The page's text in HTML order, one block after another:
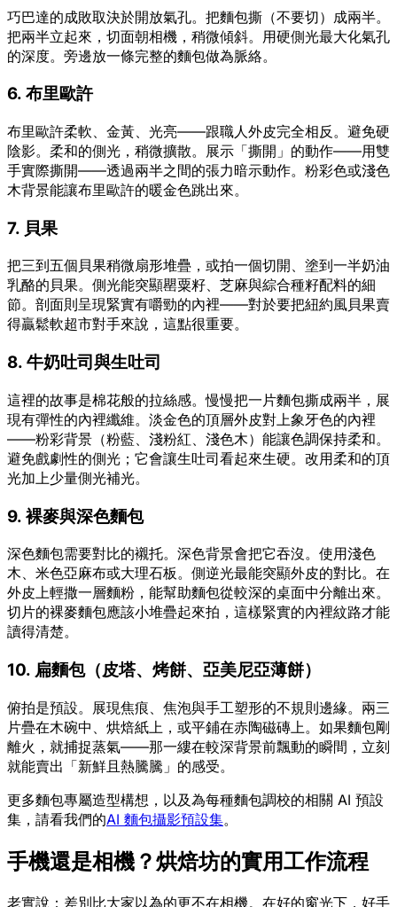
巧巴達的成敗取決於開放氣孔。把麵包撕（不要切）成兩半。
把兩半立起來，切面朝相機，稍微傾斜。用硬側光最大化氣孔
的深度。旁邊放一條完整的麵包做為脈絡。
6. 布里歐許
布里歐許柔軟、金黃、光亮——跟職人外皮完全相反。避免硬
陰影。柔和的側光，稍微擴散。展示「撕開」的動作——用雙
手實際撕開——透過兩半之間的張力暗示動作。粉彩色或淺色
木背景能讓布里歐許的暖金色跳出來。
7. 貝果
把三到五個貝果稍微扇形堆疊，或拍一個切開、塗到一半奶油
乳酪的貝果。側光能突顯罌粟籽、芝麻與綜合種籽配料的細
節。剖面則呈現緊實有嚼勁的內裡——對於要把紐約風貝果賣
得贏鬆軟超市對手來說，這點很重要。
8. 牛奶吐司與生吐司
這裡的故事是棉花般的拉絲感。慢慢把一片麵包撕成兩半，展
現有彈性的內裡纖維。淡金色的頂層外皮對上象牙色的內裡
——粉彩背景（粉藍、淺粉紅、淺色木）能讓色調保持柔和。
避免戲劇性的側光；它會讓生吐司看起來生硬。改用柔和的頂
光加上少量側光補光。
9. 裸麥與深色麵包
深色麵包需要對比的襯托。深色背景會把它吞沒。使用淺色
木、米色亞麻布或大理石板。側逆光最能突顯外皮的對比。在
外皮上輕撒一層麵粉，能幫助麵包從較深的桌面中分離出來。
切片的裸麥麵包應該小堆疊起來拍，這樣緊實的內裡紋路才能
讀得清楚。
10. 扁麵包（皮塔、烤餅、亞美尼亞薄餅）
俯拍是預設。展現焦痕、焦泡與手工塑形的不規則邊緣。兩三
片疊在木碗中、烘焙紙上，或平鋪在赤陶磁磚上。如果麵包剛
離火，就捕捉蒸氣——那一縷在較深背景前飄動的瞬間，立刻
就能賣出「新鮮且熱騰騰」的感受。
更多麵包專屬造型構想，以及為每種麵包調校的相關 AI 預設
集，請看我們的AI 麵包攝影預設集。
手機還是相機？烘焙坊的實用工作流程
老實說：差別比大家以為的更不在相機。在好的窗光下，好手